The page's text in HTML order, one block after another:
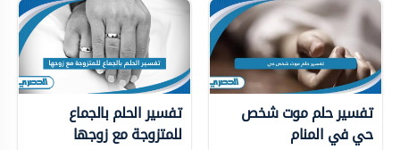
تفسير حلم موت شخص
حي في المنام
تفسير الحلم بالجماع
للمتزوجة مع زوجها